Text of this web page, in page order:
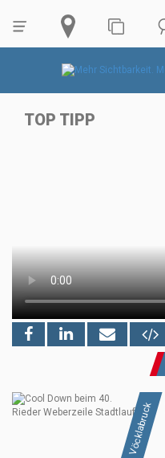
TOP TIPP
Vöcklabruck